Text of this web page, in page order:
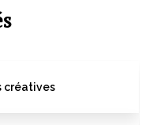
créatives